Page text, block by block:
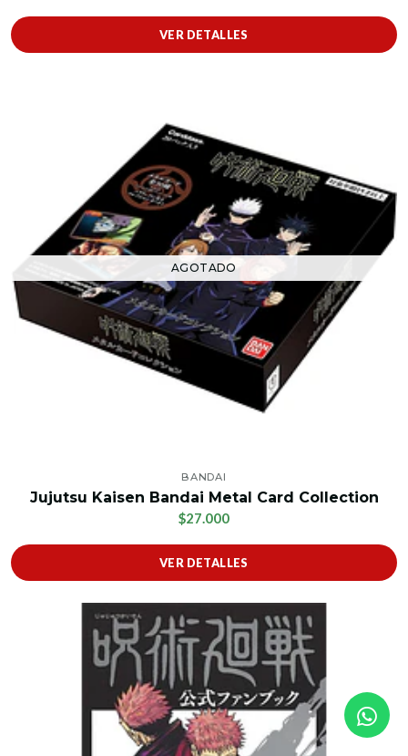
VER DETALLES
AGOTADO
BANDAI
Jujutsu Kaisen Bandai Metal Card Collection
$27.000
VER DETALLES